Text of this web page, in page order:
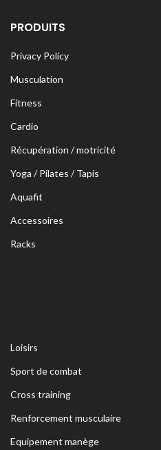
PRODUITS
Privacy Policy
Musculation
Fitness
Cardio
Récupération / motricité
Yoga / Pilates / Tapis
Aquafit
Accessoires
Racks
Loisirs
Sport de combat
Cross training
Renforcement musculaire
Equipement manège